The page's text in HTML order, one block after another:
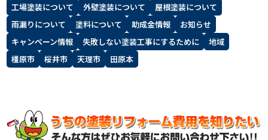
Home お客様の声
スタッフ紹介
雨漏りについて 雨漏りの施工実績
工場塗装について
外壁塗装について
屋根塗装について
雨漏りについて
塗料について 助成金情報
お知らせ
キャンペーン情報
失敗しない塗装工事にするために
地域
橿原市
桜井市 天理市 田原本